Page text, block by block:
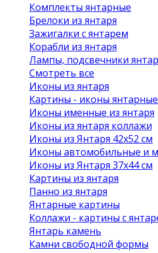
Комплекты янтарные
Брелоки из янтаря
Зажигалки с янтарем
Корабли из янтаря
Лампы, подсвечники
Смотреть все
Иконы из янтаря
Картины - иконы янтарные
Иконы именные из янтаря
Иконы из янтаря коллажи
Иконы из Янтаря 42х52 см
Иконы автомобильные и
Иконы из Янтаря 37х44 см
Картины из янтаря
Панно из янтаря
Янтарные картины
Коллажи - картины с
Янтарь камень
Камни свободной формы